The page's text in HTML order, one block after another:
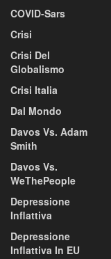
COVID-Sars
Crisi
Crisi Del
Globalismo
Crisi Italia
Dal Mondo
Davos Vs. Adam
Smith
Davos Vs.
WeThePeople
Depressione
Inflattiva
Depressione
Inflattiva In EU